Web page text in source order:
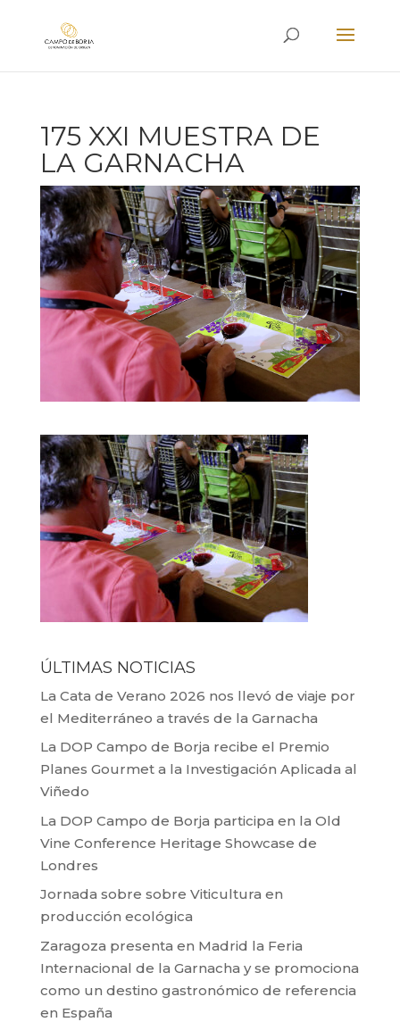
175 XXI MUESTRA DE
LA GARNACHA
ÚLTIMAS NOTICIAS
La Cata de Verano 2026 nos llevó de viaje por
el Mediterráneo a través de la Garnacha
La DOP Campo de Borja recibe el Premio
Planes Gourmet a la Investigación Aplicada al
Viñedo
La DOP Campo de Borja participa en la Old
Vine Conference Heritage Showcase de
Londres
Jornada sobre sobre Viticultura en
producción ecológica
Zaragoza presenta en Madrid la Feria
Internacional de la Garnacha y se promociona
como un destino gastronómico de referencia
en España